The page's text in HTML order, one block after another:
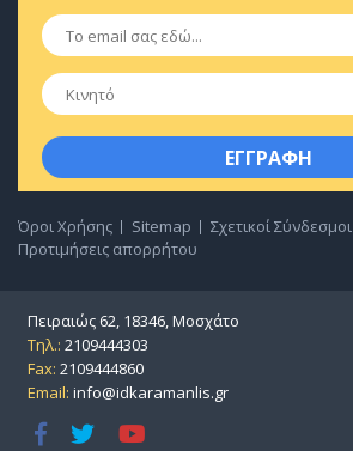
Email
Κινητό
Όροι Χρήσης Sitemap
Σχετικοί Σύνδεσμοι
Προτιμήσεις απορρήτου
Πειραιώς 62, 18346, Μοσχάτο
Τηλ.: 2109444303
Fax: 2109444860
Email: info@idkaramanlis.gr